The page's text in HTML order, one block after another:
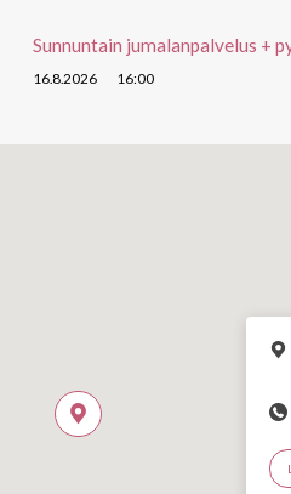
Sunnuntain jumalanpalvelus +
16.8.2026 16:00